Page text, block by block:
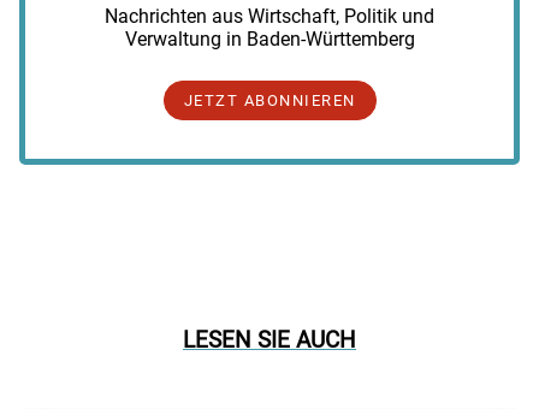
Nachrichten aus Wirtschaft, Politik und
Verwaltung in Baden-Württemberg
JETZT ABONNIEREN
LESEN SIE AUCH